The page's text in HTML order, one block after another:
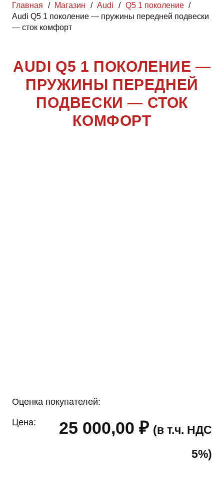
Главная / Магазин / Audi / Q5 1 поколение /
Audi Q5 1 поколение — пружины передней подвески
— сток комфорт
AUDI Q5 1 ПОКОЛЕНИЕ —
ПРУЖИНЫ ПЕРЕДНЕЙ
ПОДВЕСКИ — СТОК
КОМФОРТ
Оценка покупателей:
Цена: 25 000,00 ₽ (в т.ч. НДС
5%)